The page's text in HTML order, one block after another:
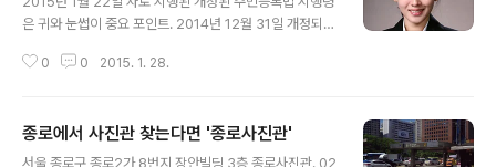
은 귀와 눈썹이 중요 포인트. 2014년 12월 31일 개정되어
한 점은 귀와 눈썹이 보여야 한다는 것인데 이는 기존의 여
이 티가 나면 받아주지 않는 경우도 늘었다. 그에 비해서 주
민등록증에 쓰이는 반명함사진은 규정이 덜 까다로웠었는
0 0 2015. 1. 28.
종로에서 사진관 찾는다면 '종로사진관'
서울 종로구 종로2가 8번지 장안빌딩 3층 종로사진관. 02